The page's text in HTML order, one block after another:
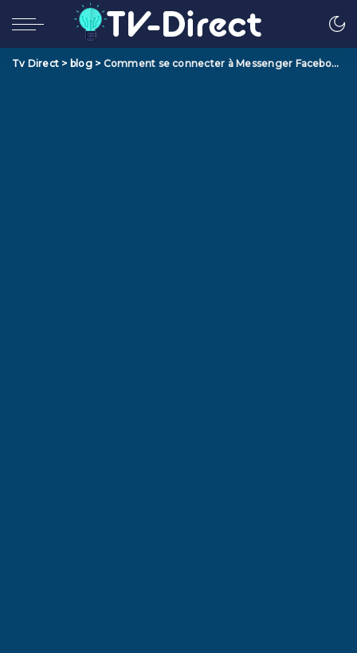
Tv Direct > blog> Comment se connecter à Messenger Facebook ?